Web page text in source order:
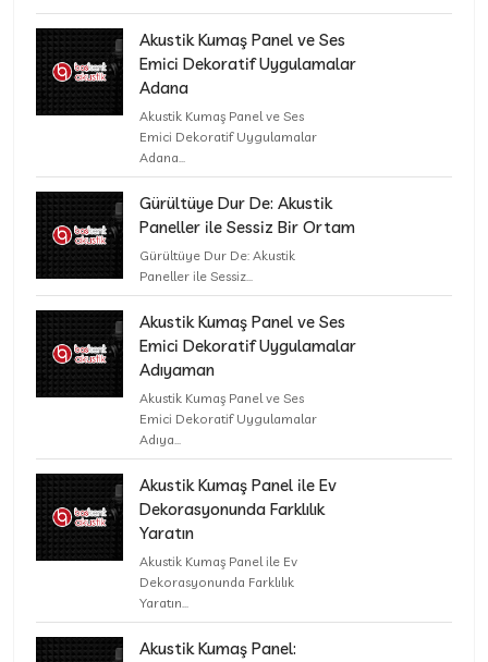
Akustik Kumaş Panel ve Ses
Emici Dekoratif Uygulamalar
Adana
Akustik Kumaş Panel ve Ses
Emici Dekoratif Uygulamalar
Adana...
Gürültüye Dur De: Akustik
Paneller ile Sessiz Bir Ortam
Gürültüye Dur De: Akustik
Paneller ile Sessiz...
Akustik Kumaş Panel ve Ses
Emici Dekoratif Uygulamalar
Adıyaman
Akustik Kumaş Panel ve Ses
Emici Dekoratif Uygulamalar
Adıya...
Akustik Kumaş Panel ile Ev
Dekorasyonunda Farklılık
Yaratın
Akustik Kumaş Panel ile Ev
Dekorasyonunda Farklılık
Yaratın...
Akustik Kumaş Panel: